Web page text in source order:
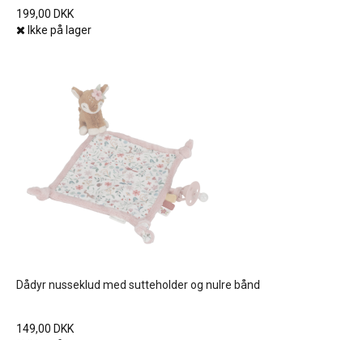
199,00 DKK
Ikke på lager
Dådyr nusseklud med sutteholder og nulre bånd
149,00 DKK